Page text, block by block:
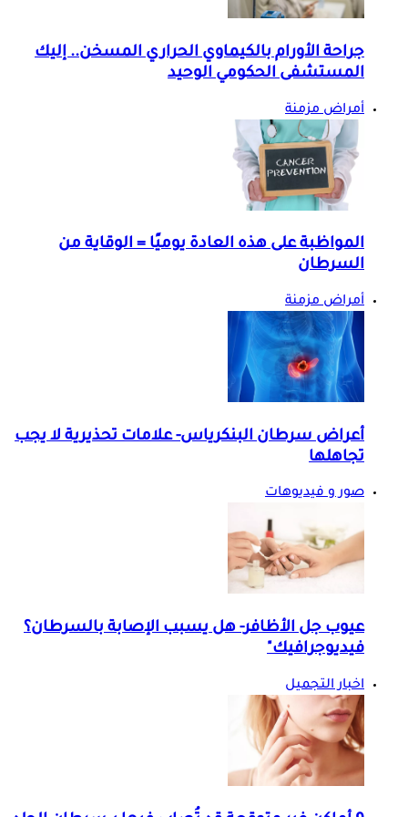
جراحة الأورام بالكيماوي الحراري المسخن.. إليك
المستشفى الحكومي الوحيد
أمراض مزمنة
المواظبة على هذه العادة يوميًا = الوقاية من
السرطان
أمراض مزمنة
أعراض سرطان البنكرياس- علامات تحذيرية لا يجب
تجاهلها
صور و فيديوهات
عيوب جل الأظافر- هل يسبب الإصابة بالسرطان؟
فيديوجرافيك"
اخبار التجميل